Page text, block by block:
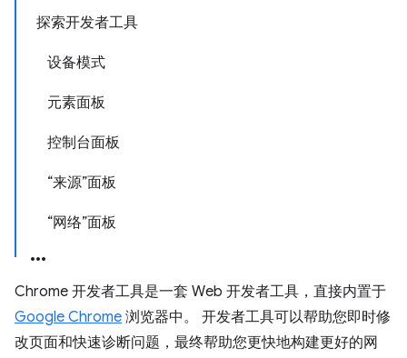
探索开发者工具
设备模式
元素面板
控制台面板
“来源”面板
“网络”面板
Chrome 开发者工具是一套 Web 开发者工具，直接内置于
Google Chrome 浏览器中。 开发者工具可以帮助您即时修
改页面和快速诊断问题，最终帮助您更快地构建更好的网